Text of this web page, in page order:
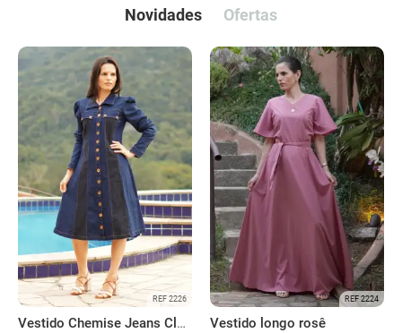
Novidades Ofertas
REF 2226
Vestido Chemise Jeans Clássica Serena
REF 2224
Vestido longo rosê